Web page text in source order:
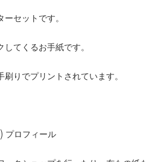
セットです。
てくるお手紙です。
りでプリントされています。
プロフィール